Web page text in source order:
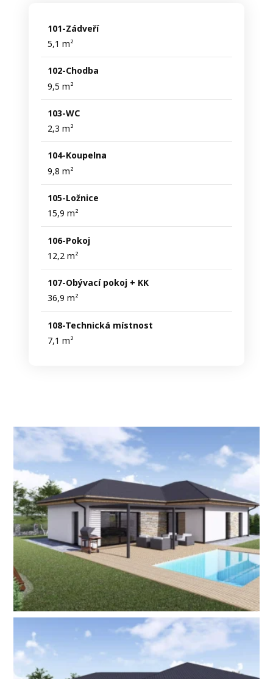
101-Zádveří
5,1 m²
102-Chodba
9,5 m²
103-WC
2,3 m²
104-Koupelna
9,8 m²
105-Ložnice
15,9 m²
106-Pokoj
12,2 m²
107-Obývací pokoj + KK
36,9 m²
108-Technická místnost
7,1 m²